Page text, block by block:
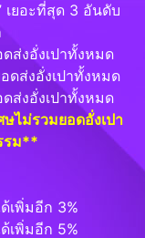
เยอะที่สุด 3 อันดับ
ส่งอั่งเปาทั้งหมด
ดส่งอั่งเปาทั้งหมด
ส่งอั่งเปาทั้งหมด
ไม่รวมยอดอั่งเปา
รม**
เพิ่มอีก 3%
เพิ่มอีก 5%